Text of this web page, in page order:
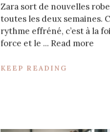
Zara sort de nouvelles
toutes les deux semaines.
rythme effréné, c’est à la
force et le ... Read more
KEEP READING